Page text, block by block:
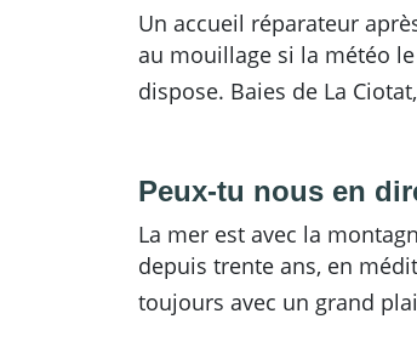
Un accueil réparateur
au mouillage si la météo
dispose. Baies de La
Peux-tu nous en
La mer est avec la
depuis trente ans, en
toujours avec un grand